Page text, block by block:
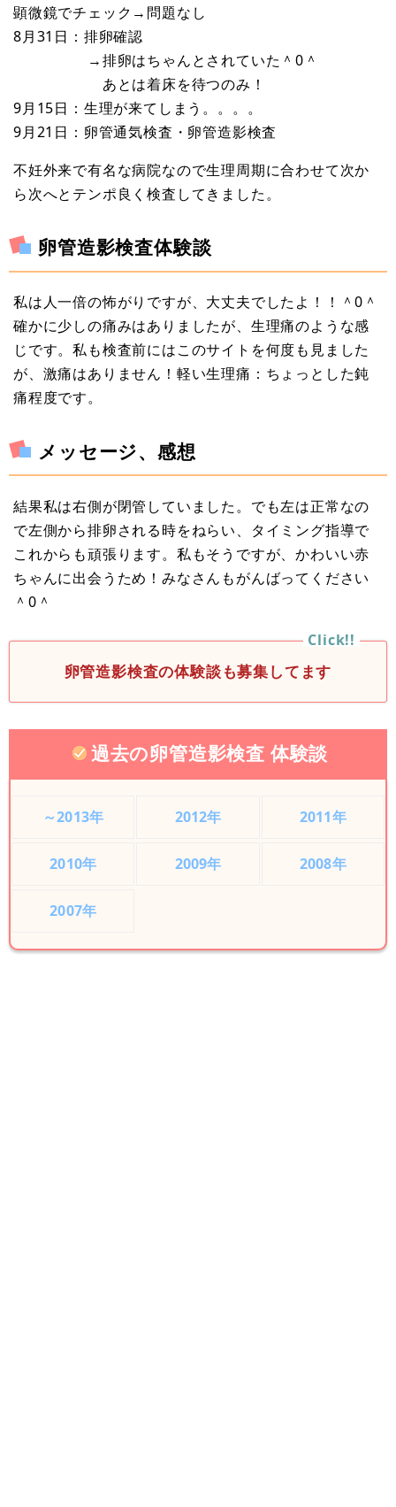
顕微鏡でチェック→問題なし
8月31日：排卵確認
→排卵はちゃんとされていた＾0＾
あとは着床を待つのみ！
9月15日：生理が来てしまう。。。。
9月21日：卵管通気検査・卵管造影検査
不妊外来で有名な病院なので生理周期に合わせて次か
ら次へとテンポ良く検査してきました。
卵管造影検査体験談
私は人一倍の怖がりですが、大丈夫でしたよ！！＾0＾
確かに少しの痛みはありましたが、生理痛のような感
じです。私も検査前にはこのサイトを何度も見ました
が、激痛はありません！軽い生理痛：ちょっとした鈍
痛程度です。
メッセージ、感想
結果私は右側が閉管していました。でも左は正常なの
で左側から排卵される時をねらい、タイミング指導で
これからも頑張ります。私もそうですが、かわいい赤
ちゃんに出会うため！みなさんもがんばってください
＾0＾
卵管造影検査の体験談も募集してます
過去の卵管造影検査 体験談
～2013年 2012年 2011年
2010年 2009年 2008年
2007年